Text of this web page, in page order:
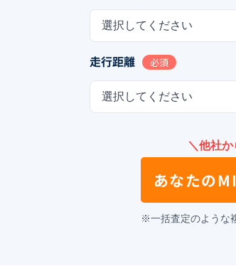
選択してください
走行距離 必須
選択してください
＼他社
あなたの
※一括査定のような